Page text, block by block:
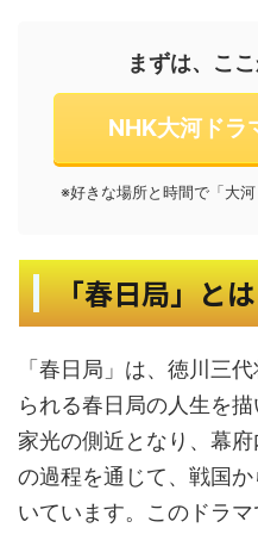
まずは、こ
NHK大河ドラ
※好きな場所と時間で「大
「春日局」と
「春日局」は、徳川三
られる春日局の人生を
家光の側近となり、幕
の過程を通じて、戦国
いています。このドラ